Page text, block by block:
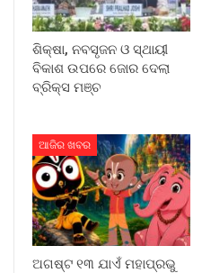
ଶିକ୍ଷା, ନବସୃଜନ ଓ ସ୍ଥାୟୀ
ବିକାଶ ଉପରେ ଜୋର ଦେଲା
ବ୍ରିକ୍ସ ମଞ୍ଚ
ଆଜିର ଖବର
ଅଗଷ୍ଟ ୧୩ ଯାଏଁ ମହାପ୍ରଭୁ